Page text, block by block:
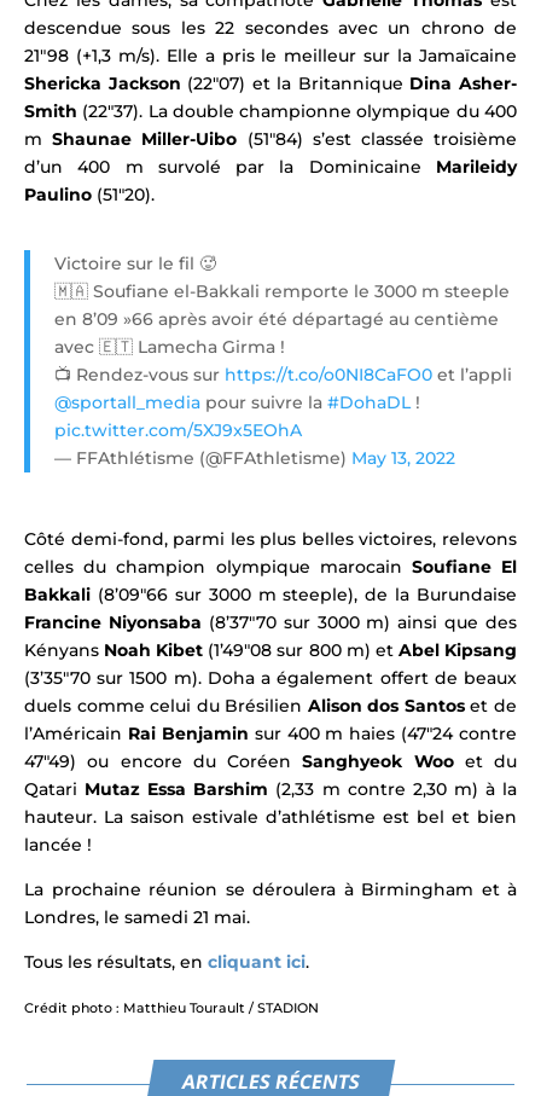
descendue sous les 22 secondes avec un chrono de
21″98 (+1,3 m/s). Elle a pris le meilleur sur la Jamaïcaine
Shericka Jackson (22″07) et la Britannique Dina Asher-
Smith (22″37). La double championne olympique du 400
mShaunae Miller-Uibo (51″84) s’est classée troisième
d’un 400 m survolé par la Dominicaine Marileidy
Paulino (51″20).
Victoire sur le fil 🥵
🇲🇦 Soufiane el-Bakkali remporte le 3000 m steeple
en 8’09 »66 après avoir été départagé au centième
avec 🇪🇹 Lamecha Girma !
📺 Rendez-vous sur https://t.co/o0NI8CaFO0 et l’appli
@sportall_media pour suivre la #DohaDL!
pic.twitter.com/5XJ9x5EOhA
— FFAthlétisme (@FFAthletisme) May 13, 2022
Côté demi-fond, parmi les plus belles victoires, relevons
celles du champion olympique marocain Soufiane El
Bakkali (8’09″66 sur 3000 m steeple), de la Burundaise
Francine Niyonsaba (8’37″70 sur 3000 m) ainsi que des
Kényans Noah Kibet (1’49″08 sur 800 m) et Abel Kipsang
(3’35″70 sur 1500 m). Doha a également offert de beaux
duels comme celui duBrésilien Alison dos Santoset de
l’Américain Rai Benjamin sur 400 m haies (47″24 contre
47″49) ou encore du Coréen Sanghyeok Wooet du
Qatari Mutaz Essa Barshim (2,33 m contre 2,30 m) à la
hauteur. La saison estivale d’athlétisme est bel et bien
lancée !
La prochaine réunion se déroulera à Birmingham et à
Londres, le samedi 21 mai.
Tous les résultats, en cliquant ici.
Crédit photo : Matthieu Tourault / STADION
ARTICLES RÉCENTS